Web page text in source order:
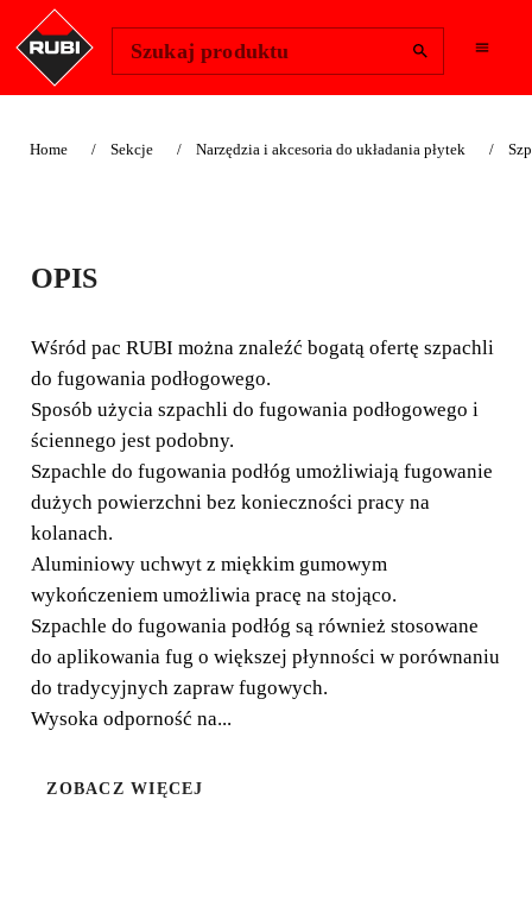
Szukaj produktu
Home Sekcje Narzędzia i akcesoria do układania płytek
SZPACHELKI DO
PŁYTEK
PODŁOGOWYCH
Wśród pac RUBI można znaleźć bogatą ofertę szpachli
do fugowania podłogowego. Sposób użycia szpachli do
fugowania podłogowego i ściennego jest podobny.
OPIS
Wśród pac RUBI można znaleźć bogatą ofertę szpachli
do fugowania podłogowego.
Sposób użycia szpachli do fugowania podłogowego i
ściennego jest podobny.
Szpachle do fugowania podłóg umożliwiają fugowanie
dużych powierzchni bez konieczności pracy na
kolanach.
Aluminiowy uchwyt z miękkim gumowym
wykończeniem umożliwia pracę na stojąco.
Szpachle do fugowania podłóg są również stosowane
do aplikowania fug o większej płynności w porównaniu
do tradycyjnych zapraw fugowych.
Wysoka odporność na...
ZOBACZ WIĘCEJ